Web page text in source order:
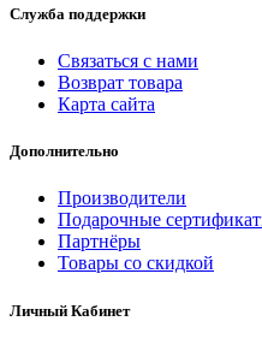
Служба поддержки
Связаться с нами
Возврат товара
Карта сайта
Дополнительно
Производители
Подарочные
Партнёры
Товары со скидкой
Личный Кабинет